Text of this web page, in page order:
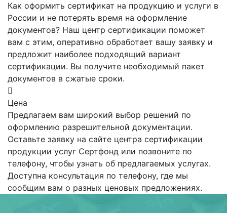
Как оформить сертификат на продукцию и услуги в
России и не потерять время на оформление
документов? Наш центр сертификации поможет
вам с этим, оперативно обработает вашу заявку и
предложит наиболее подходящий вариант
сертификации. Вы получите необходимый пакет
документов в сжатые сроки.
Цена
Предлагаем вам широкий выбор решений по
оформлению разрешительной документации.
Оставьте заявку на сайте центра сертификации
продукции услуг Сертфонд или позвоните по
телефону, чтобы узнать об предлагаемых услугах.
Доступна консультация по телефону, где мы
сообщим вам о разных ценовых предложениях.